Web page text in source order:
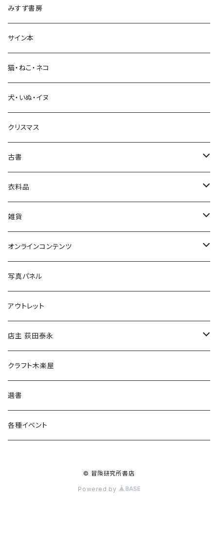
生活・暮らし
芸術・絵画・写真
絵本・児童書
娯楽・エンターテインメント
みすず書房
サイン本
猫・ねこ・ネコ
犬・いぬ・イヌ
クリスマス
古書
古書セット
美術
衣料品
POLEWARDS
Tシャツ
雑貨
バッグ
ブックカバー
マグカップ
傘
食料品
その他
オンラインコンテンツ
冒険クロストーク
写真パネル
アウトレット
店主 荻田泰永
書籍
ウェア
クラフト木楽屋
選書
各種イベント
© 冒険研究所書店
Powered by